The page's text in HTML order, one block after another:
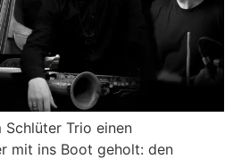
Schlüter Trio einen
mit ins Boot geholt: den